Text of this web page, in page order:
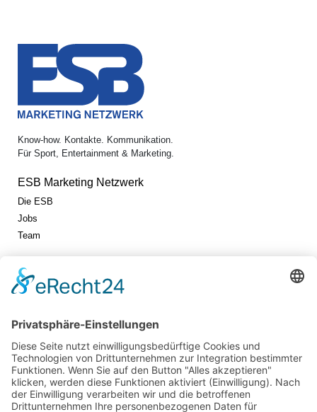
Know-how. Kontakte. Kommunikation.
Für Sport, Entertainment & Marketing.
ESB Marketing Netzwerk
Die ESB
Jobs
Team
Jetzt vernetzen!
Die ESB auf LinkedIn
Newsletter abonnieren
Events
360° ENTERTAINMENT